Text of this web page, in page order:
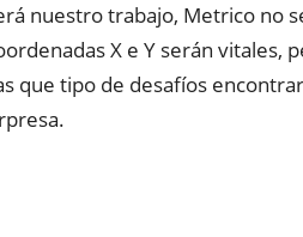
nuestro trabajo, Metrico no
X e Y serán vitales,
que tipo de desafíos